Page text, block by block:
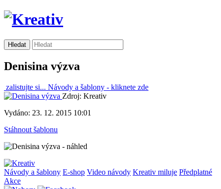
Denisina výzva
zalistujte si... Návody a šablony - kliknete zde
Zdroj: Kreativ
Vydáno: 23. 12. 2015 10:01
Stáhnout šablonu
Návody a šablony E-shop Video návody Kreativ miluje Předplatné
Akce